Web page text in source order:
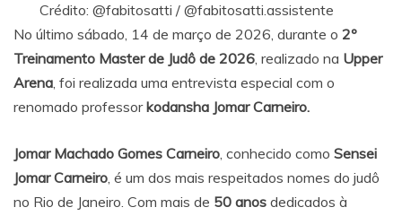
Crédito: @fabitosatti / @fabitosatti.assistente
No último sábado, 14 de março de 2026, durante o 2º
Treinamento Master de Judô de 2026, realizado na Upper
Arena, foi realizada uma entrevista especial com o
renomado professorkodansha Jomar Carneiro.
Jomar Machado Gomes Carneiro, conhecido como Sensei
Jomar Carneiro, é um dos mais respeitados nomes do judô
no Rio de Janeiro. Com mais de 50 anos dedicados à